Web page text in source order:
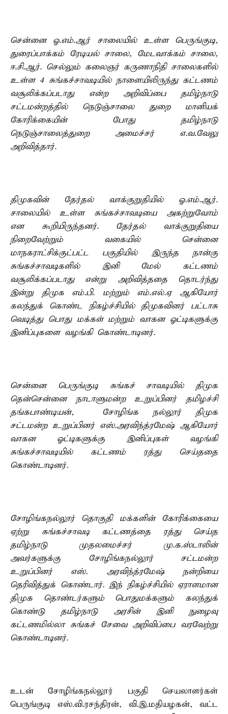
சென்னை ஓ.எம்.ஆர் சாலையில் உள்ள பெருங்குடி,
துரைப்பாக்கம் ரேடியல் சாலை, மேடவாக்கம் சாலை,
ஈ.சி.ஆர். செல்லும் கலைஞர் கருணாநிதி சாலைகளில்
உள்ள 4 சுங்கச்சாவடியில் நாளையிலிருந்து கட்டணம்
வசூலிக்கப்படாது என்ற அறிவிப்பை தமிழ்நாடு
சட்டமன்றத்தில் நெடுஞ்சாலை துறை மானியக்
கோரிக்கையின் போது தமிழ்நாடு
நெடுஞ்சாலைத்துறை அமைச்சர் எ.வ.வேலு
அறிவித்தார்.
திமுகவின் தேர்தல் வாக்குறுதியில் ஓ.எம்.ஆர்.
சாலையில் உள்ள சுங்கச்சாவடியை அகற்றுவோம்
என கூறியிருந்தனர். தேர்தல் வாக்குறுதியை
நிறைவேற்றும் வகையில் சென்னை
மாநகராட்சிக்குட்பட்ட பகுதியில் இருந்த நான்கு
சுங்கச்சாவடிகளில் இனி மேல் கட்டணம்
வசூலிக்கப்படாது என்று அறிவித்ததை தொடர்ந்து
இன்று திமுக எம்.பி. மற்றும் எம்.எல்.ஏ ஆகியோர்
கலந்துக் கொண்ட நிகழ்ச்சியில் திமுகவினர் பட்டாசு
வெடித்து பொது மக்கள் மற்றும் வாகன ஓட்டிகளுக்கு
இனிப்புகளை வழங்கி கொண்டாடினர்.
சென்னை பெருங்குடி சுங்கச் சாவடியில் திமுக
தென்சென்னை நாடாளுமன்ற உறுப்பினர் தமிழச்சி
தங்கபாண்டியன், சோழிங்க நல்லூர் திமுக
சட்டமன்ற உறுப்பினர் எஸ்.அரவிந்த்ரமேஷ் ஆகியோர்
வாகன ஓட்டிகளுக்கு இனிப்புகள் வழங்கி
சுங்கச்சாவடியில் கட்டணம் ரத்து செய்ததை
கொண்டாடினர்.
சோழிங்கநல்லூர் தொகுதி மக்களின் கோரிக்கையை
ஏற்று சுங்கச்சாவடி கட்டணத்தை ரத்து செய்த
தமிழ்நாடு முதலமைச்சர் மு.க.ஸ்டாலின்
அவர்களுக்கு சோழிங்கநல்லூர் சட்டமன்ற
உறுப்பினர் எஸ். அரவிந்த்ரமேஷ் நன்றியை
தெரிவித்துக் கொண்டார். இந் நிகழ்ச்சியில் ஏராளமான
திமுக தொண்டர்களும் பொதுமக்களும் கலந்துக்
கொண்டு தமிழ்நாடு அரசின் இனி நுழைவு
கட்டணமில்லா சுங்கச் சேவை அறிவிப்பை வரவேற்று
கொண்டாடினர்.
உடன் சோழிங்கநல்லூர் பகுதி செயலாளர்கள்
பெருங்குடி எஸ்.வி.ரசந்திரன், வி.இ.மதியழகன், வட்ட